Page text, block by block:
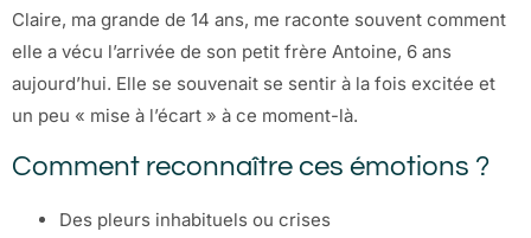
Claire, ma grande de 14 ans, me raconte souvent comment
elle a vécu l’arrivée de son petit frère Antoine, 6 ans
aujourd’hui. Elle se souvenait se sentir à la fois excitée et
un peu « mise à l’écart » à ce moment-là.
Comment reconnaître ces émotions ?
Des pleurs inhabituels ou crises